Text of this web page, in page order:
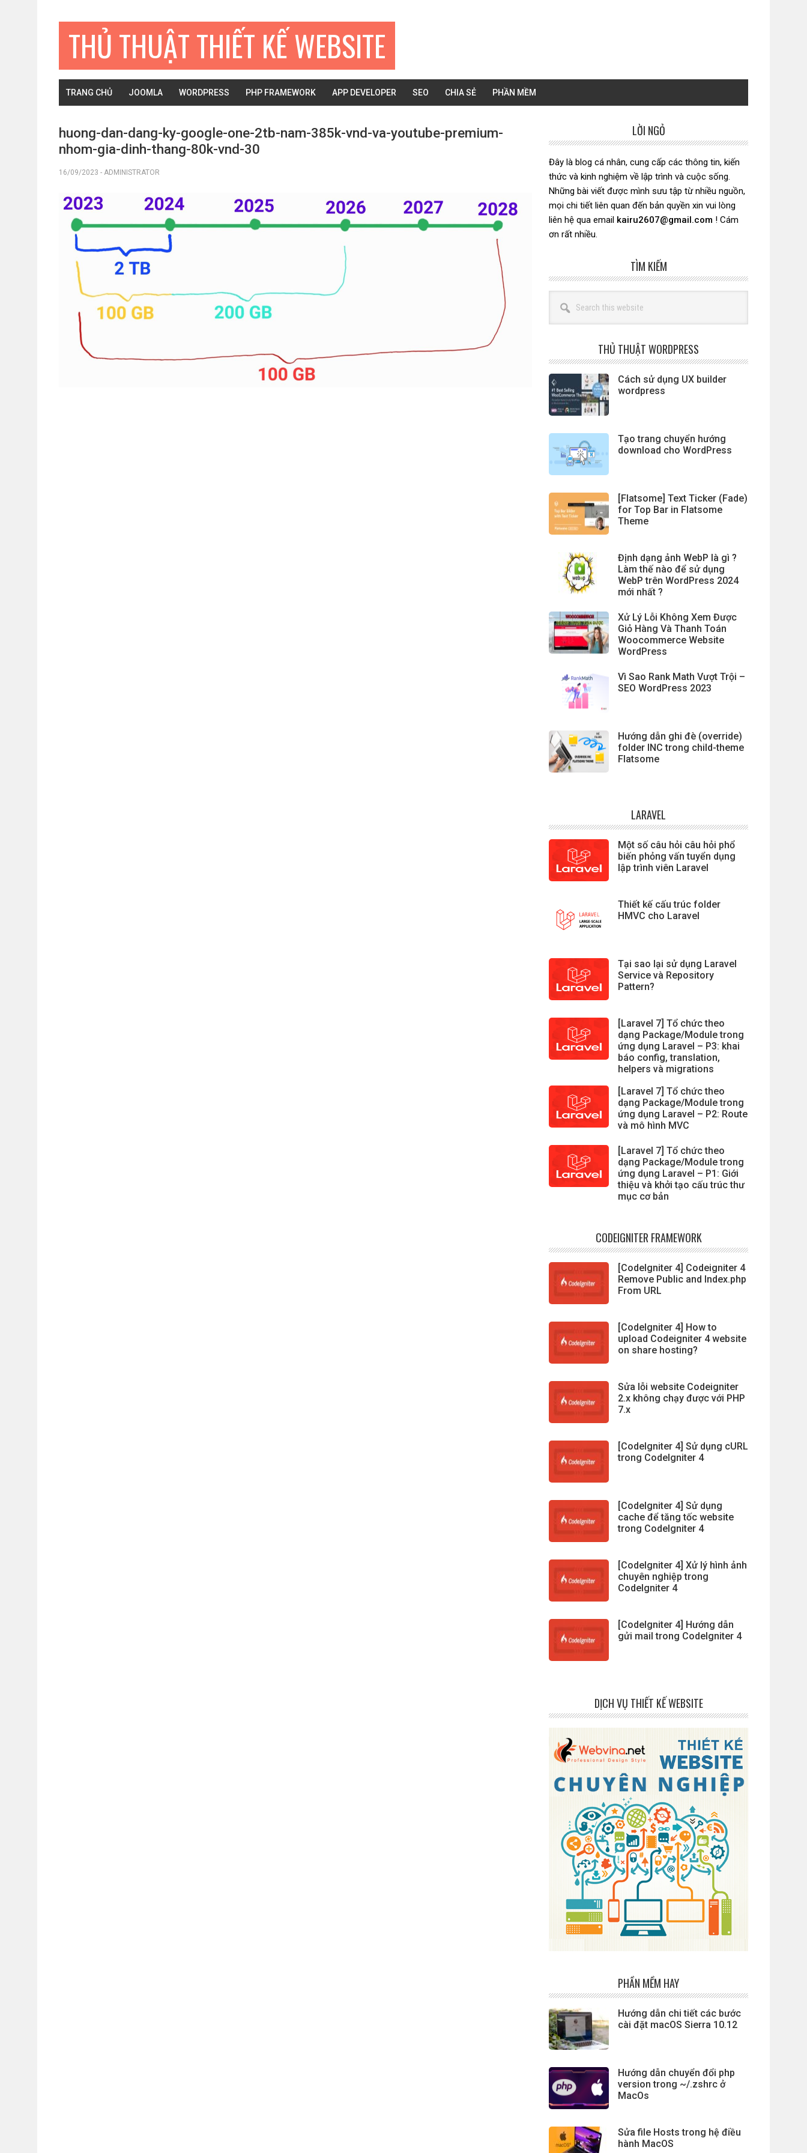
THỦ THUẬT THIẾT KẾ WEBSITE
TRANG CHỦ JOOMLA WORDPRESS PHP FRAMEWORK APP DEVELOPER SEO CHIA SẺ PHẦN MỀM
huong-dan-dang-ky-google-one-2tb-nam-385k-vnd-va-youtube-premium-
nhom-gia-dinh-thang-80k-vnd-30
16/09/2023 - ADMINISTRATOR
chính
LỜI NGỎ
Đây là blog cá nhân, cung cấp các thông tin, kiến
thức và kinh nghiệm về lập trình và cuộc sống.
Những bài viết được mình sưu tập từ nhiều nguồn,
mọi chi tiết liên quan đến bản quyền xin vui lòng
liên hệ qua email kairu2607@gmail.com ! Cám
ơn rất nhiều.
TÌM KIẾM
this
website
THỦ THUẬT WORDPRESS
Cách sử dụng UX builder
wordpress
Tạo trang chuyển hướng
download cho WordPress
[Flatsome] Text Ticker (Fade)
for Top Bar in Flatsome
Theme
Định dạng ảnh WebP là gì ?
Làm thế nào để sử dụng
WebP trên WordPress 2024
mới nhất ?
Xử Lý Lỗi Không Xem Được
Giỏ Hàng Và Thanh Toán
Woocommerce Website
WordPress
Vì Sao Rank Math Vượt Trội –
SEO WordPress 2023
Hướng dẫn ghi đè (override)
folder INC trong child-theme
Flatsome
LARAVEL
Một số câu hỏi câu hỏi phổ
biến phỏng vấn tuyển dụng
lập trình viên Laravel
Thiết kế cấu trúc folder
HMVC cho Laravel
Tại sao lại sử dụng Laravel
Service và Repository
Pattern?
[Laravel 7] Tổ chức theo
dạng Package/Module trong
ứng dụng Laravel – P3: khai
báo config, translation,
helpers và migrations
[Laravel 7] Tổ chức theo
dạng Package/Module trong
ứng dụng Laravel – P2: Route
và mô hình MVC
[Laravel 7] Tổ chức theo
dạng Package/Module trong
ứng dụng Laravel – P1: Giới
thiệu và khởi tạo cấu trúc thư
mục cơ bản
CODEIGNITER FRAMEWORK
[CodeIgniter 4] Codeigniter 4
Remove Public and Index.php
From URL
[CodeIgniter 4] How to
upload Codeigniter 4 website
on share hosting?
Sửa lỗi website Codeigniter
2.x không chạy được với PHP
7.x
[CodeIgniter 4] Sử dụng cURL
trong CodeIgniter 4
[CodeIgniter 4] Sử dụng
cache để tăng tốc website
trong CodeIgniter 4
[CodeIgniter 4] Xử lý hình ảnh
chuyên nghiệp trong
CodeIgniter 4
[CodeIgniter 4] Hướng dẫn
gửi mail trong CodeIgniter 4
DỊCH VỤ THIẾT KẾ WEBSITE
PHẦN MỀM HAY
Hướng dẫn chi tiết các bước
cài đặt macOS Sierra 10.12
Hướng dẫn chuyển đổi php
version trong ~/.zshrc ở
MacOs
Sửa file Hosts trong hệ điều
hành MacOS